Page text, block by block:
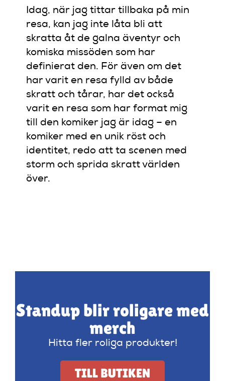
Idag, när jag tittar tillbaka på min
resa, kan jag inte låta bli att
skratta åt de galna äventyr och
komiska missöden som har
definierat den. För även om det
har varit en resa fylld av både
skratt och tårar, har det också
varit en resa som har format mig
till den komiker jag är idag – en
komiker med en unik röst och
identitet, redo att ta scenen med
storm och sprida skratt världen
över.
Standup blir roligare med
merch
Hitta fler roliga produkter!
TILL BUTIKEN